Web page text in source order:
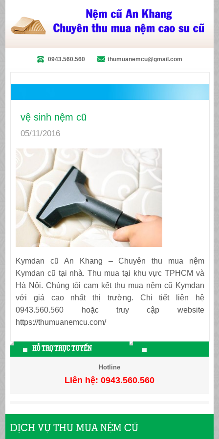
0943.560.560 thumuanemcu@gmail.com
vệ sinh nệm cũ
05/11/2016
Kymdan cũ An Khang – Chuyên thu mua nệm
Kymdan cũ tại nhà. Thu mua tại khu vực TPHCM và
Hà Nội. Chúng tôi cam kết thu mua nệm cũ Kymdan
với giá cao nhất thị trường. Chi tiết liên hệ
0943.560.560 hoặc truy cập website
https://thumuanemcu.com/
HỖ TRỢ TRỰC TUYẾN
Hotline
Liên hệ: 0943.560.560
DỊCH VỤ THU MUA NỆM CŨ